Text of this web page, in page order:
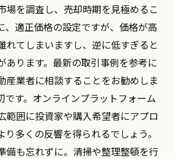
場を調査し、売却時期を見極めるこ
、適正価格の設定ですが、価格が高
れてしまいますし、逆に低すぎると
あります。最新の取引事例を参考に
産業者に相談することをお勧めしま
です。オンラインプラットフォーム
範囲に投資家や購入希望者にアプロ
り多くの反響を得られるでしょう。
備も忘れずに。清掃や整理整頓を行